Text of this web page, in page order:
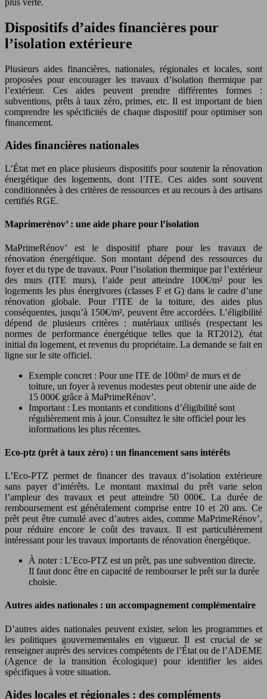
Dispositifs d’aides financières pour
l’isolation extérieure
Plusieurs aides financières, nationales, régionales et locales, sont
proposées pour encourager les travaux d’isolation thermique par
l’extérieur. Ces aides peuvent prendre différentes formes :
subventions, prêts à taux zéro, primes, etc. Il est important de bien
comprendre les spécificités de chaque dispositif pour optimiser son
financement.
Aides financières nationales
L’État met en place plusieurs dispositifs pour soutenir la rénovation
énergétique des logements, dont l’ITE. Ces aides sont souvent
conditionnées à des critères de ressources et au recours à des artisans
certifiés RGE.
Maprimerénov’ : une aide phare pour l’isolation
MaPrimeRénov’ est le dispositif phare pour les travaux de
rénovation énergétique. Son montant dépend des ressources du
foyer et du type de travaux. Pour l’isolation thermique par l’extérieur
des murs (ITE murs), l’aide peut atteindre 100€/m² pour les
logements les plus énergivores (classes F et G) dans le cadre d’une
rénovation globale. Pour l’ITE de la toiture, des aides plus
conséquentes, jusqu’à 150€/m², peuvent être accordées. L’éligibilité
dépend de plusieurs critères : matériaux utilisés (respectant les
normes de performance énergétique telles que la RT2012), état
initial du logement, et revenus du propriétaire. La demande se fait en
ligne sur le site officiel.
Exemple concret : Pour une ITE de 100m² de murs et de
toiture, un foyer à revenus modestes peut obtenir une aide de
15 000€ grâce à MaPrimeRénov’.
Important : Les montants et conditions d’éligibilité sont
régulièrement mis à jour. Consultez le site officiel pour les
informations les plus récentes.
Eco-ptz (prêt à taux zéro) : un financement sans intérêts
L’Eco-PTZ permet de financer des travaux d’isolation extérieure
sans payer d’intérêts. Le montant maximal du prêt varie selon
l’ampleur des travaux et peut atteindre 50 000€. La durée de
remboursement est généralement comprise entre 10 et 20 ans. Ce
prêt peut être cumulé avec d’autres aides, comme MaPrimeRénov’,
pour réduire encore le coût des travaux. Il est particulièrement
intéressant pour les travaux importants de rénovation énergétique.
À noter : L’Eco-PTZ est un prêt, pas une subvention directe.
Il faut donc être en capacité de rembourser le prêt sur la durée
choisie.
Autres aides nationales : un accompagnement complémentaire
D’autres aides nationales peuvent exister, selon les programmes et
les politiques gouvernementales en vigueur. Il est crucial de se
renseigner auprès des services compétents de l’État ou de l’ADEME
(Agence de la transition écologique) pour identifier les aides
spécifiques à votre situation.
Aides locales et régionales : des compléments